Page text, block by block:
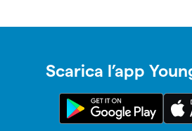
Scarica l’app